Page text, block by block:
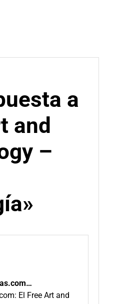
a
and
–
El Free Art and